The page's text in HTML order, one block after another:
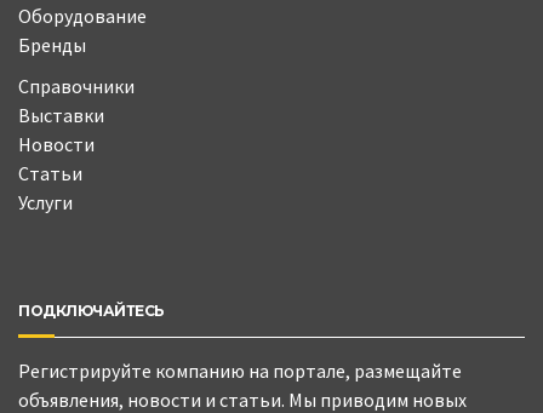
Оборудование
Бренды
Справочники
Выставки
Новости
Статьи
Услуги
ПОДКЛЮЧАЙТЕСЬ
Регистрируйте компанию на портале, размещайте
объявления, новости и статьи. Мы приводим новых